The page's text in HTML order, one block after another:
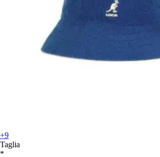
+9
Taglia
*